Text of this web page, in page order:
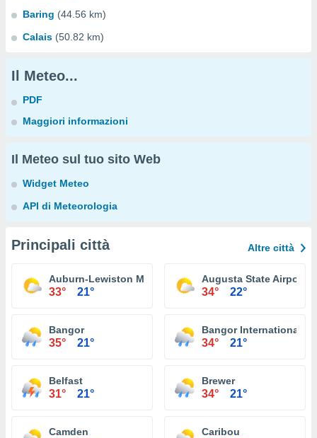
Baring (44.56 km)
Calais (50.82 km)
Il Meteo...
PDF
Maggiori informazioni
Il Meteo sul tuo sito Web
Widget Meteo
API di Meteorologia
Principali città Altre città
Auburn-Lewiston Municipal Airport
33° 21°
Augusta State Airport
34° 22°
Bangor
35° 21°
Bangor International
34° 21°
Belfast
31° 21°
Brewer
34° 21°
Camden Caribou